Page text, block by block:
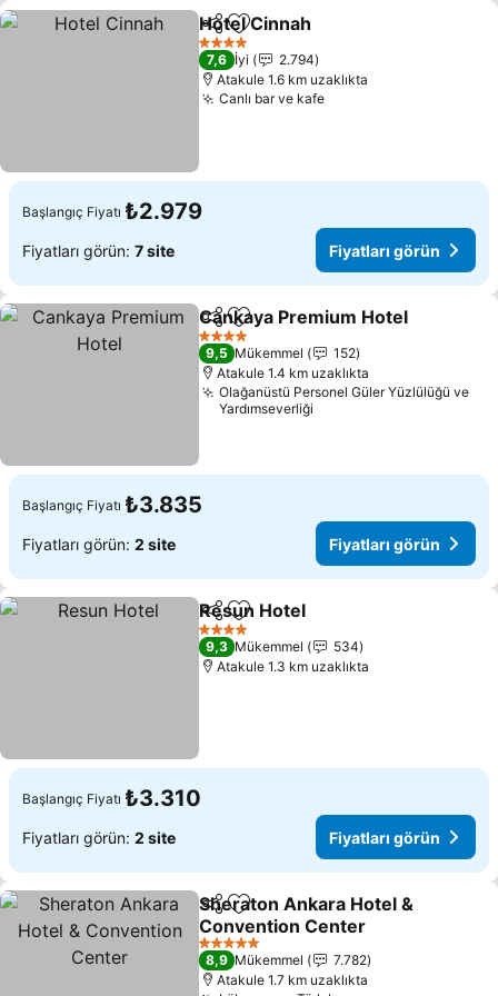
PaylaşFavorilerime ekle
Hotel Cinnah
4 Yıldız
7,6 İyi
2.794
Atakule 1.6 km uzaklıkta
Canlı bar ve kafeFiyatları görün
Başlangıç Fiyatı ₺2.979
Fiyatları görün: 7 site Fiyatları görün
PaylaşFavorilerime ekle
Cankaya Premium Hotel
4 Yıldız
9,5 Mükemmel
152
Atakule 1.4 km uzaklıkta
Olağanüstü Personel Güler Yüzlülüğü ve
Yardımseverliği
Başlangıç Fiyatı ₺3.835
Fiyatları görün: 2 site Fiyatları görün
PaylaşFavorilerime ekle
Resun Hotel
4 Yıldız
9,3 Mükemmel
534
Atakule 1.3 km uzaklıkta
Başlangıç Fiyatı ₺3.310
Fiyatları görün: 2 site Fiyatları görün
PaylaşFavorilerime ekle
Sheraton Ankara Hotel &
Convention Center
Fiyatları görün
5 Yıldız
8,9 Mükemmel
7.782
Atakule 1.7 km uzaklıkta